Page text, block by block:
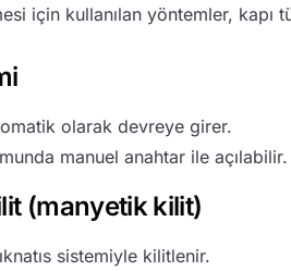
için kullanılan yöntemler,
olarak devreye girer.
manuel anahtar ile açılabilir.
(manyetik kilit)
sistemiyle kilitlenir.